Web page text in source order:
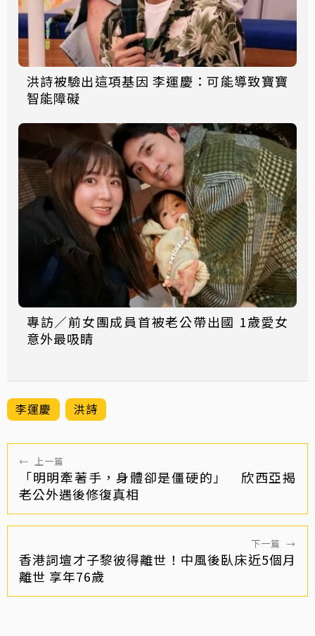
洪詩被驗出這項基因 李運慶：可能導致寶寶
智能障礙
專訪／前女團成員首被老公帶出國 1歲愛女
意外最吸睛
李運慶 洪詩
← 上一篇
「明明牽著手，身體卻是僵硬的」 欣西亞揭
老公外遇後修復真相
下一篇 →
香港詞壇才子黎彼得離世！中風後臥床近5個月
離世 享年76歲